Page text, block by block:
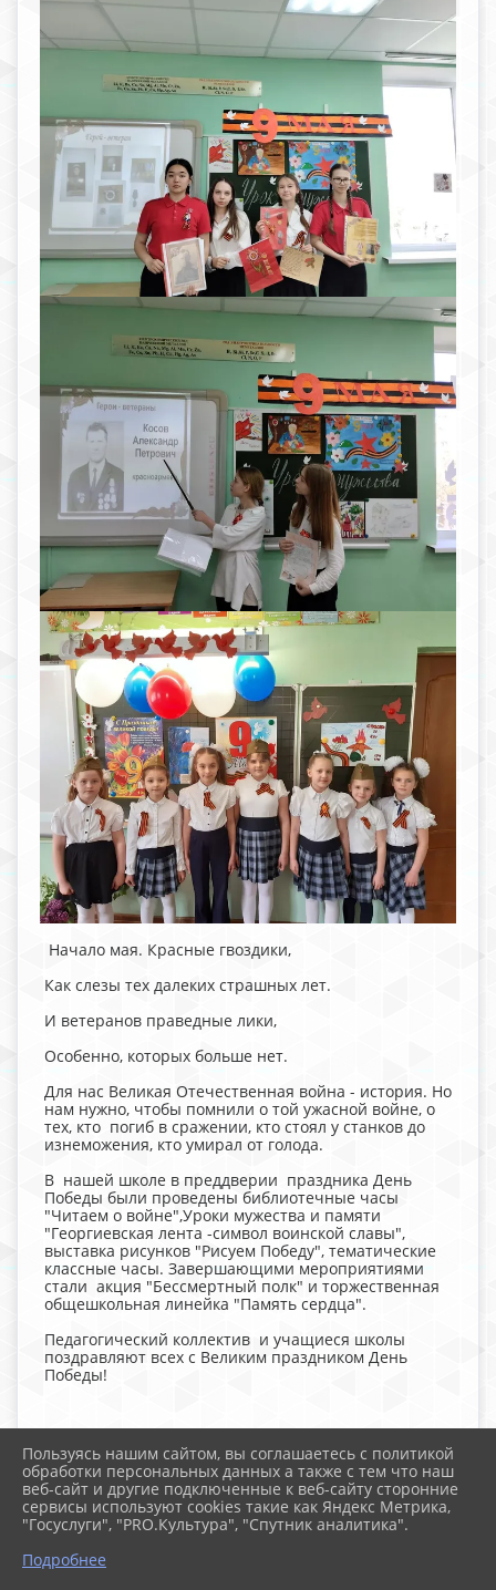
Начало мая. Красные гвоздики,
Как слезы тех далеких страшных лет.
И ветеранов праведные лики,
Особенно, которых больше нет.
Для нас Великая Отечественная война - история. Но
нам нужно, чтобы помнили о той ужасной войне, о
тех, кто погиб в сражении, кто стоял у станков до
изнеможения, кто умирал от голода.
В нашей школе в преддверии праздника День
Победы были проведены библиотечные часы
"Читаем о войне",Уроки мужества и памяти
"Георгиевская лента -символ воинской славы",
выставка рисунков "Рисуем Победу", тематические
классные часы. Завершающими мероприятиями
стали акция "Бессмертный полк" и торжественная
общешкольная линейка "Память сердца".
Педагогический коллектив и учащиеся школы
поздравляют всех с Великим праздником День
Победы!
2026 г. school-105.ru
Вход
Карта сайта
Политика обработки персональных данных
Пользуясь нашим сайтом, вы соглашаетесь с политикой
обработки персональных данных а также с тем что наш
веб-сайт и другие подключенные к веб-сайту сторонние
сервисы используют cookies такие как Яндекс Метрика,
"Госуслуги", "PRO.Культура", "Спутник аналитика".
Подробнее